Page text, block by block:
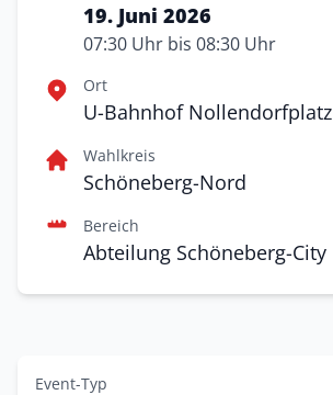
19. Juni 2026
07:30 Uhr bis 08:30 Uhr
Ort
U-Bahnhof Nollendorfplatz
Wahlkreis
Schöneberg-Nord
Bereich
Abteilung Schöneberg-City
Event-Typ